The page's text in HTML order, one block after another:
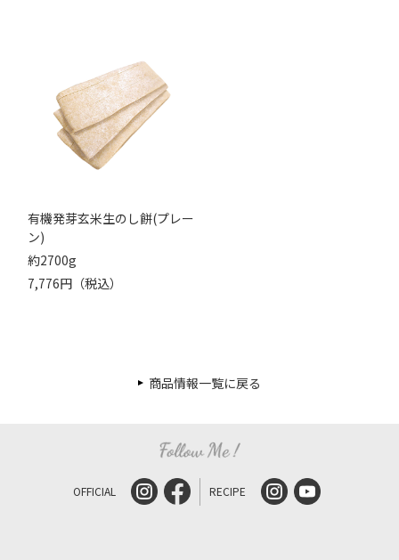
有機発芽玄米生のし餅(プレー
ン)
約2700g
7,776円（税込）
商品情報一覧に戻る
OFFICIAL RECIPE